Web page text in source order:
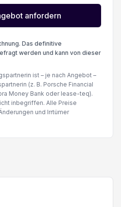
anfordern
Das definitive
werden und kann von dieser
ist – je nach Angebot –
(z. B. Porsche Financial
Money Bank oder lease-teq).
inbegriffen. Alle Preise
und Irrtümer